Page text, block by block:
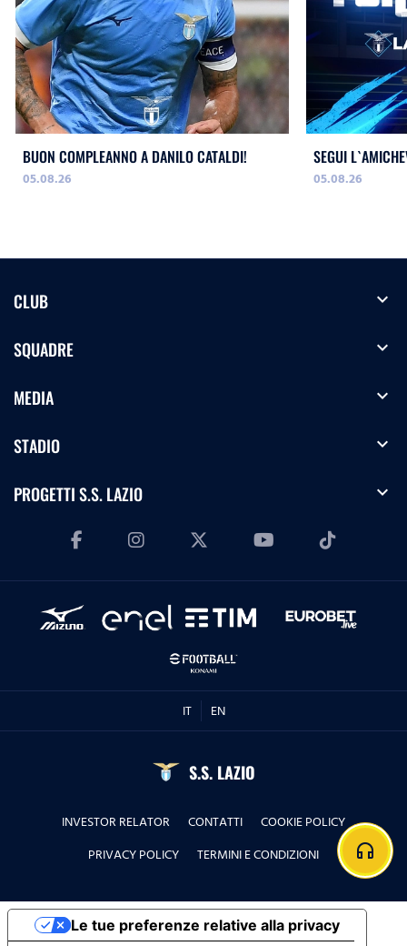
BUON COMPLEANNO A DANILO CATALDI!
05.08.26
SEGUI
05.08.26
CLUB expand_more
SQUADRE expand_more
MEDIA expand_more
STADIO expand_more
PROGETTI S.S. LAZIO expand_more
IT EN
S.S. LAZIO
INVESTOR RELATOR CONTATTI
COOKIE POLICY
PRIVACY POLICY
TERMINI E CONDIZIONI headphones
Le tue preferenze relative alla privacy